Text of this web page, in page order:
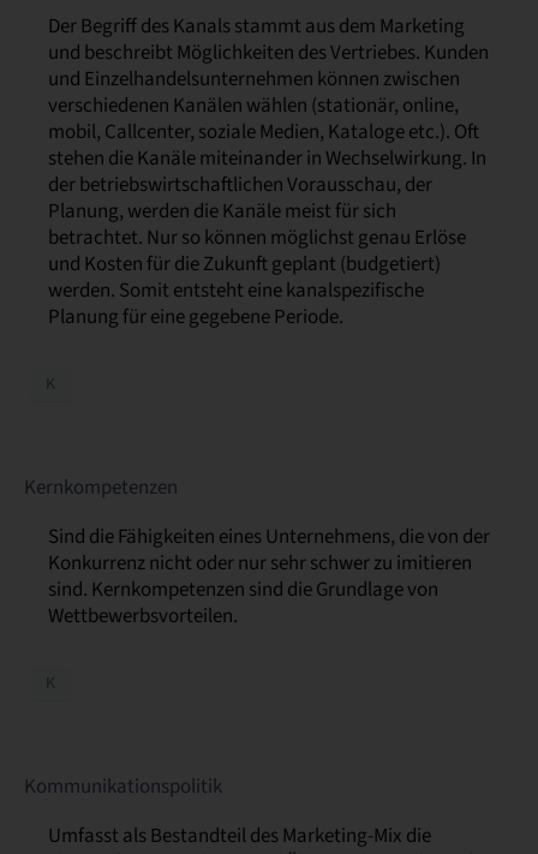
Der Begriff des Kanals stammt aus dem Marketing
und beschreibt Möglichkeiten des Vertriebes. Kunden
und Einzelhandelsunternehmen können zwischen
verschiedenen Kanälen wählen (stationär, online,
mobil, Callcenter, soziale Medien, Kataloge etc.). Oft
stehen die Kanäle miteinander in Wechselwirkung. In
der betriebswirtschaftlichen Vorausschau, der
Planung, werden die Kanäle meist für sich
betrachtet. Nur so können möglichst genau Erlöse
und Kosten für die Zukunft geplant (budgetiert)
werden. Somit entsteht eine kanalspezifische
Planung für eine gegebene Periode.
K
Kernkompetenzen
Sind die Fähigkeiten eines Unternehmens, die von der
Konkurrenz nicht oder nur sehr schwer zu imitieren
sind. Kernkompetenzen sind die Grundlage von
Wettbewerbsvorteilen.
K
Kommunikationspolitik
Umfasst als Bestandteil des Marketing-Mix die